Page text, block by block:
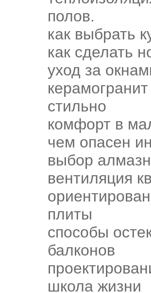
полов.
как выбрать
как сделать
уход за
стильно
комфорт в
чем опасен
выбор
вентиляция
плиты
способы
балконов
школа жизни